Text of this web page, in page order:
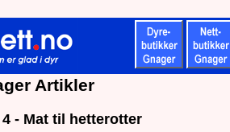
Artikler
- Mat til hetterotter